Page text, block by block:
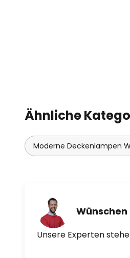
Ähnliche
Moderne Deckenlampen
Wünschen
Unsere Experten